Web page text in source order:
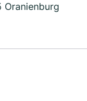
Oranienburg